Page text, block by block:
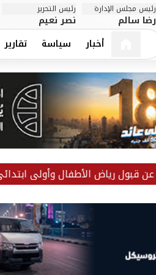
رئيس مجلس الإدارة
رضا سالم
رئيس التحرير
نصر نعيم
أخبار سياسة تقارير